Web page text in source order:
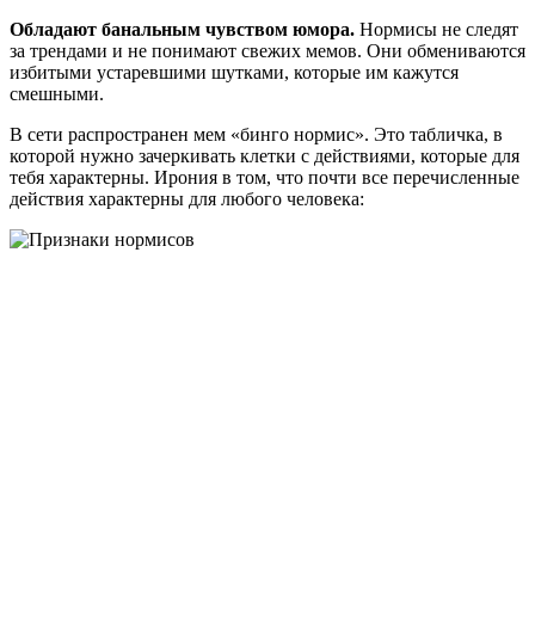
Обладают банальным чувством юмора. Нормисы не следят
за трендами и не понимают свежих мемов. Они обмениваются
избитыми устаревшими шутками, которые им кажутся
смешными.
В сети распространен мем «бинго нормис». Это табличка, в
которой нужно зачеркивать клетки с действиями, которые для
тебя характерны. Ирония в том, что почти все перечисленные
действия характерны для любого человека: